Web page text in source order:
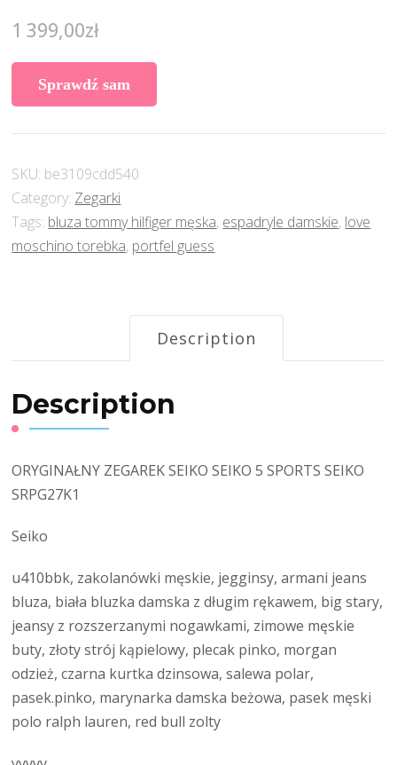
1 399,00zł
Sprawdź sam
SKU: be3109cdd540
Category: Zegarki
Tags: bluza tommy hilfiger męska, espadryle damskie, love
moschino torebka, portfel guess
Description
Description
ORYGINAŁNY ZEGAREK SEIKO SEIKO 5 SPORTS SEIKO
SRPG27K1
Seiko
u410bbk, zakolanówki męskie, jegginsy, armani jeans
bluza, biała bluzka damska z długim rękawem, big stary,
jeansy z rozszerzanymi nogawkami, zimowe męskie
buty, złoty strój kąpielowy, plecak pinko, morgan
odzież, czarna kurtka dzinsowa, salewa polar,
pasek.pinko, marynarka damska beżowa, pasek męski
polo ralph lauren, red bull zolty